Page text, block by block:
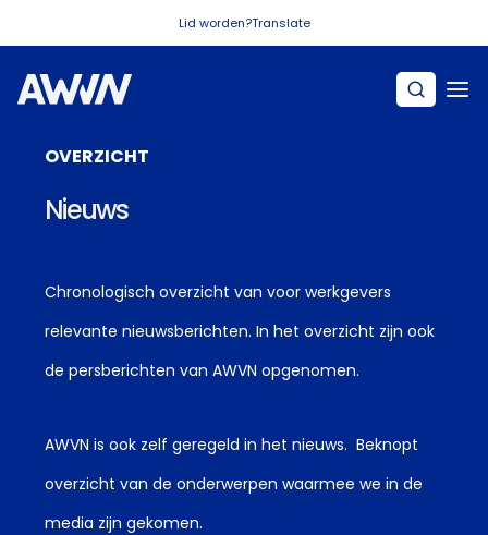
Lid worden?Translate
OVERZICHT
Nieuws
Chronologisch overzicht van voor werkgevers
relevante nieuwsberichten. In het overzicht zijn ook
de persberichten van AWVN opgenomen.
AWVN is ook zelf geregeld in het nieuws. Beknopt
overzicht van de onderwerpen waarmee we in de
media zijn gekomen.